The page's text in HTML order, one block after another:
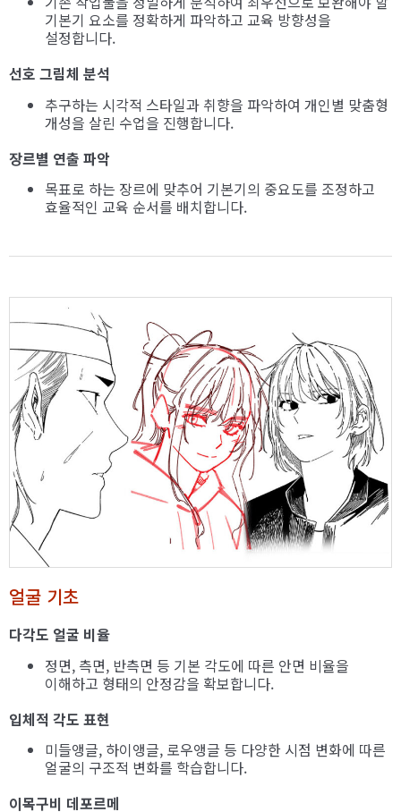
기본기 요소를 정확하게 파악하고 교육 방향성을
설정합니다.
선호 그림체 분석
추구하는 시각적 스타일과 취향을 파악하여 개인별 맞춤형
개성을 살린 수업을 진행합니다.
장르별 연출 파악
목표로 하는 장르에 맞추어 기본기의 중요도를 조정하고
효율적인 교육 순서를 배치합니다.
얼굴 기초
다각도 얼굴 비율
정면, 측면, 반측면 등 기본 각도에 따른 안면 비율을
이해하고 형태의 안정감을 확보합니다.
입체적 각도 표현
미들앵글, 하이앵글, 로우앵글 등 다양한 시점 변화에 따른
얼굴의 구조적 변화를 학습합니다.
이목구비 데포르메